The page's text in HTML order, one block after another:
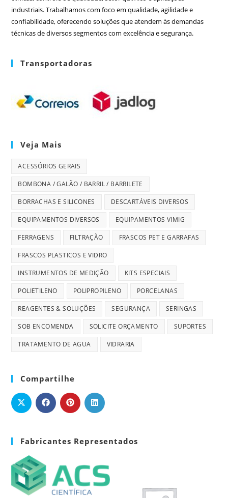
industriais. Trabalhamos com foco em qualidade, agilidade e
confiabilidade, oferecendo soluções que atendem às demandas
técnicas de diversos segmentos com excelência e segurança.
Transportadoras
Veja Mais
ACESSÓRIOS GERAIS
BOMBONA / GALÃO / BARRIL / BARRILETE
BORRACHAS E SILICONES DESCARTÁVEIS DIVERSOS
EQUIPAMENTOS DIVERSOS EQUIPAMENTOS VIMIG
FERRAGENS FILTRAÇÃO FRASCOS PET E GARRAFAS
FRASCOS PLASTICOS E VIDRO
INSTRUMENTOS DE MEDIÇÃO KITS ESPECIAIS
POLIETILENO POLIPROPILENO PORCELANAS
REAGENTES & SOLUÇÕES SEGURANÇA SERINGAS
SOB ENCOMENDA SOLICITE ORÇAMENTO SUPORTES
TRATAMENTO DE AGUA VIDRARIA
Compartilhe
Fabricantes Representados